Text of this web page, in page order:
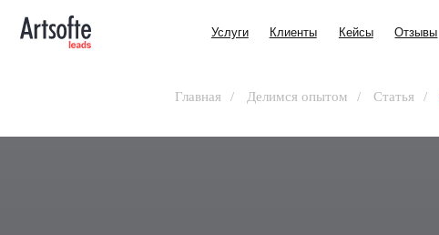
Услуги Клиенты Кейсы Отзывы О нас
Главная / Делимся опытом / Статья /